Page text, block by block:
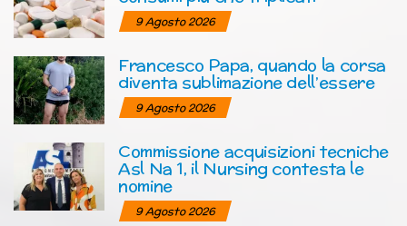
9 Agosto 2026
Francesco Papa, quando la corsa
diventa sublimazione dell’essere
9 Agosto 2026
Commissione acquisizioni tecniche
Asl Na 1, il Nursing contesta le
nomine
9 Agosto 2026